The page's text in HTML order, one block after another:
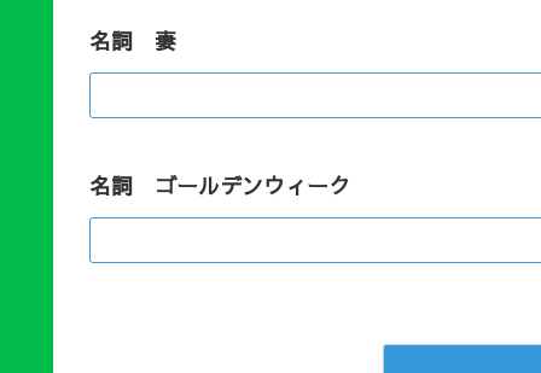
名詞 妻
名詞 ゴールデンウィーク